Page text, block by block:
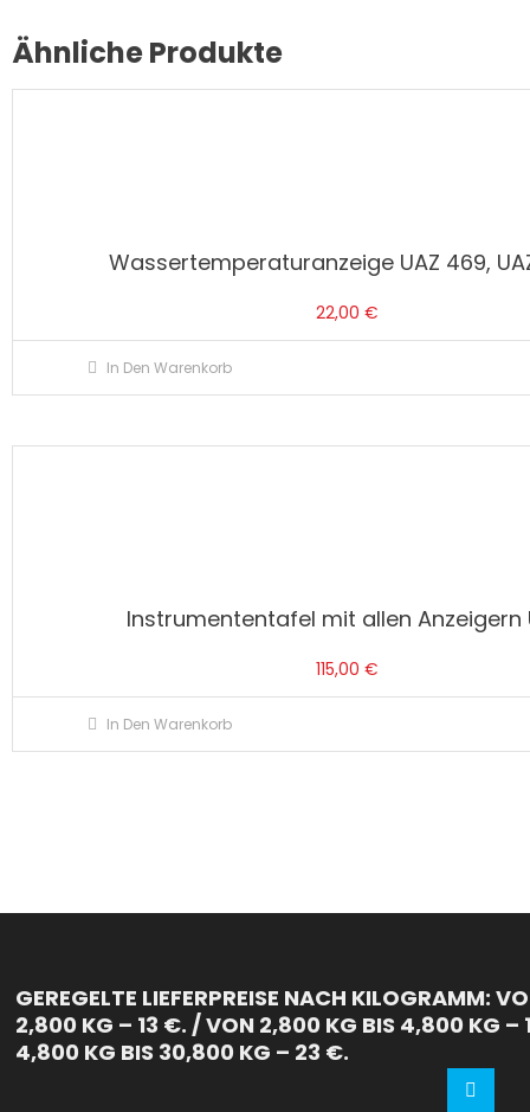
Ähnliche Produkte
Wassertemperaturanzeige UAZ 469,
22,00 €
In Den Warenkorb
Instrumententafel mit allen Anzeigern
115,00 €
In Den Warenkorb
GEREGELTE LIEFERPREISE NACH KILOGRAMM:
2,800 KG – 13 €. / VON 2,800 KG BIS 4,800 KG –
4,800 KG BIS 30,800 KG – 23 €.